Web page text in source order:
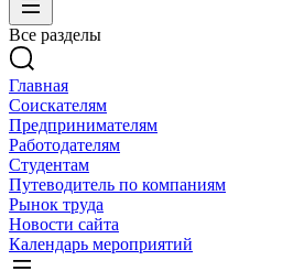
Все разделы
Главная
Соискателям
Предпринимателям
Работодателям
Студентам
Путеводитель по компаниям
Рынок труда
Новости сайта
Календарь мероприятий